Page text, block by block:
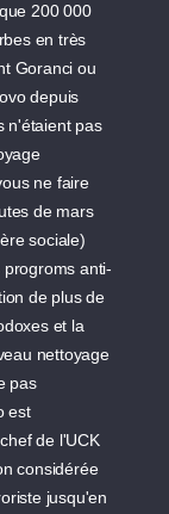
200 000
en très
Goranci ou
depuis
n'étaient pas
ne faire
de mars
sociale)
anti-
de plus de
et la
nettoyage
pas
est
de l'UCK
considérée
jusqu'en